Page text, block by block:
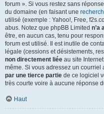
forum ». Si vous restez sans
du domaine (en faisant une
utilisé (exemple : Yahoo!, Free,
abus. Notez que phpBB Limited n’a
être, en aucun cas, tenu pour
forum est utilisé. Il est inutile de
légale (cessions et désistements,
non directement liée au site
même. Si vous adressez un courriel
par une tierce partie de ce logiciel
très courte voire à aucune réponse
Haut